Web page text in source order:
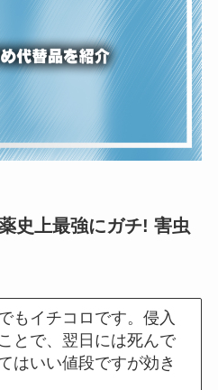
史上最強にガチ! 害虫
もイチコロです。侵入
とで、翌日には死んで
はいい値段ですが効き